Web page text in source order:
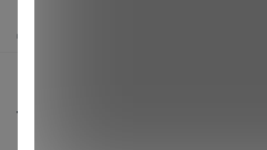
Доставка
Торговые марки